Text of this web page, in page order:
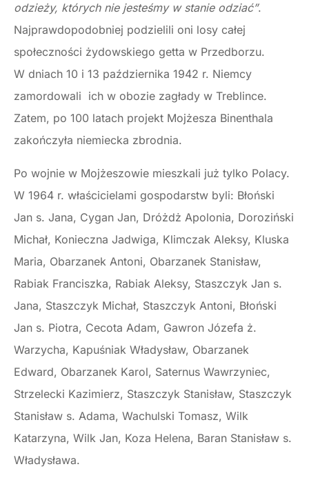
odzieży, których nie jesteśmy w stanie odziać”.
Najprawdopodobniej podzielili oni losy całej
społeczności żydowskiego getta w Przedborzu.
W dniach 10 i 13 października 1942 r. Niemcy
zamordowali ich w obozie zagłady w Treblince.
Zatem, po 100 latach projekt Mojżesza Binenthala
zakończyła niemiecka zbrodnia.
Po wojnie w Mojżeszowie mieszkali już tylko Polacy.
W 1964 r. właścicielami gospodarstw byli: Błoński
Jan s. Jana, Cygan Jan, Dróżdż Apolonia, Doroziński
Michał, Konieczna Jadwiga, Klimczak Aleksy, Kluska
Maria, Obarzanek Antoni, Obarzanek Stanisław,
Rabiak Franciszka, Rabiak Aleksy, Staszczyk Jan s.
Jana, Staszczyk Michał, Staszczyk Antoni, Błoński
Jan s. Piotra, Cecota Adam, Gawron Józefa ż.
Warzycha, Kapuśniak Władysław, Obarzanek
Edward, Obarzanek Karol, Saternus Wawrzyniec,
Strzelecki Kazimierz, Staszczyk Stanisław, Staszczyk
Stanisław s. Adama, Wachulski Tomasz, Wilk
Katarzyna, Wilk Jan, Koza Helena, Baran Stanisław s.
Władysława.